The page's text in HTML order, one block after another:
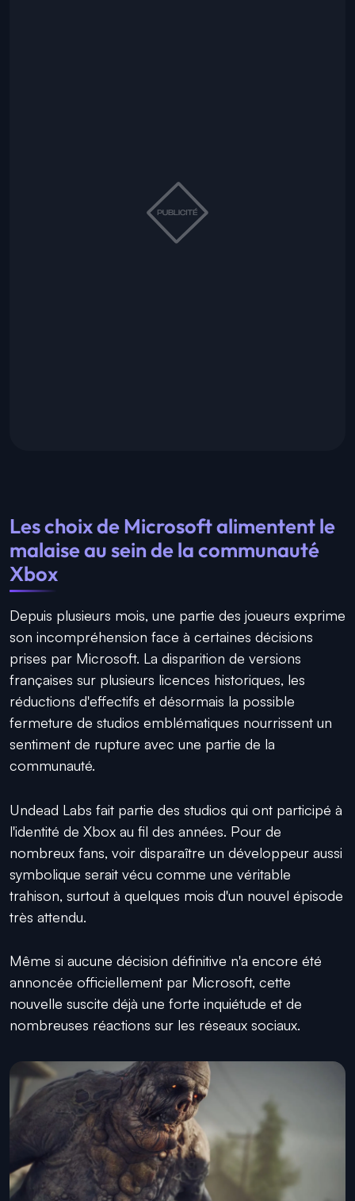
Les choix de Microsoft alimentent le
malaise au sein de la communauté
Xbox
Depuis plusieurs mois, une partie des joueurs exprime
son incompréhension face à certaines décisions
prises par Microsoft. La disparition de versions
françaises sur plusieurs licences historiques, les
réductions d'effectifs et désormais la possible
fermeture de studios emblématiques nourrissent un
sentiment de rupture avec une partie de la
communauté.
Undead Labs fait partie des studios qui ont participé à
l'identité de Xbox au fil des années. Pour de
nombreux fans, voir disparaître un développeur aussi
symbolique serait vécu comme une véritable
trahison, surtout à quelques mois d'un nouvel épisode
très attendu.
Même si aucune décision définitive n'a encore été
annoncée officiellement par Microsoft, cette
nouvelle suscite déjà une forte inquiétude et de
nombreuses réactions sur les réseaux sociaux.